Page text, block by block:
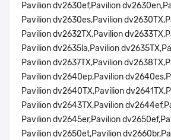
Pavilion dv2630ef,Pavilion
Pavilion dv2630es,Pavilion
Pavilion dv2632TX,Pavilion
Pavilion dv2635la,Pavilion
Pavilion dv2637TX,Pavilion
Pavilion dv2640ep,Pavilion
Pavilion dv2640TX,Pavilion
Pavilion dv2643TX,Pavilion
Pavilion dv2645er,Pavilion
Pavilion dv2650et,Pavilion